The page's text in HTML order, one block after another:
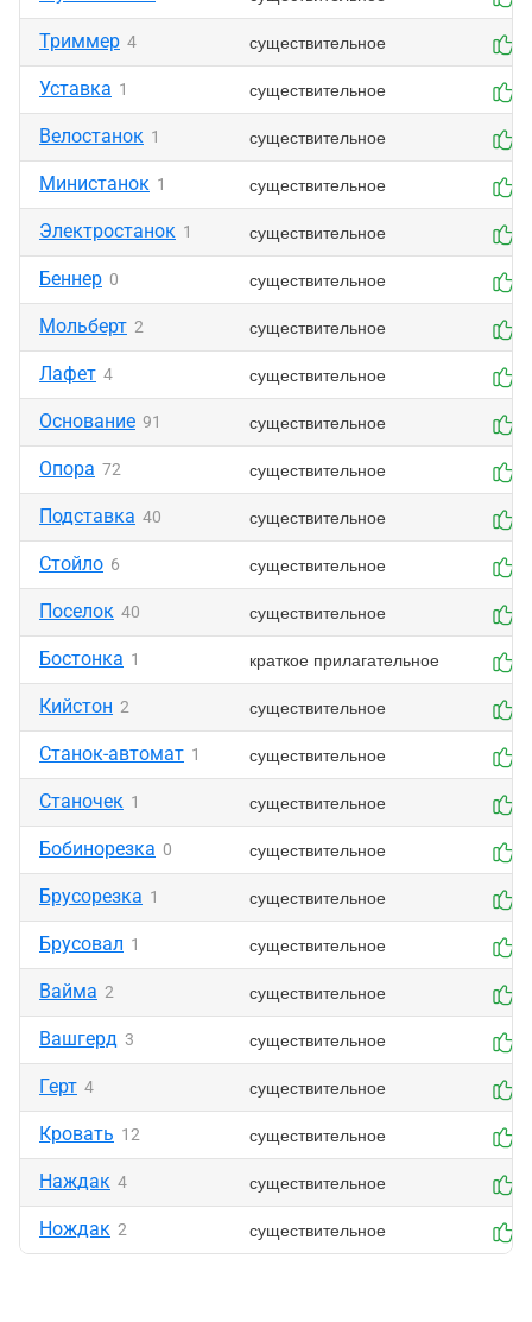
Триммер 4 существительное
Уставка 1 существительное
Велостанок 1 существительное
Министанок 1 существительное
Электростанок 1 существительное
Беннер 0 существительное
Мольберт 2 существительное
Лафет 4 существительное
Основание 91 существительное
Опора 72 существительное
Подставка 40 существительное
Стойло 6 существительное
Поселок 40 существительное
Бостонка 1 краткое прилагательное
Кийстон 2 существительное
Станок-автомат 1 существительное
Станочек 1 существительное
Бобинорезка 0 существительное
Брусорезка 1 существительное
Брусовал 1 существительное
Вайма 2 существительное
Вашгерд 3 существительное
Герт 4 существительное
Кровать 12 существительное
Наждак 4 существительное
Нождак 2 существительное